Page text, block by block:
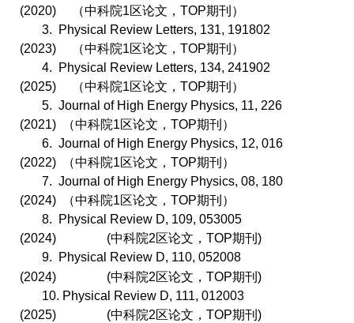
(2020)
（中科院1区论文， TOP期刊）
3.
Physical Review Letters, 131, 191802
(2023)
（中科院1区论文， TOP期刊）
4.
Physical Review Letters, 134, 241902
(2025)
（中科院1区论文， TOP期刊）
5. Journal of High Energy Physics, 11, 226
(2021)
（中科院1区论文， TOP期刊）
6. Journal of High Energy Physics, 12, 016
(2022)
（中科院1区论文， TOP期刊）
7. Journal of High Energy Physics, 08, 180
(2024)
（中科院1区论文， TOP期刊）
8.
Physical Review D, 109, 053005
(2024)
(中科院2区论文， TOP期刊 )
9.
Physical Review D, 110, 052008
(2024)
(中科院2区论文， TOP期刊 )
10. Physical Review D, 111, 012003
(2025)
(中科院2区论文， TOP期刊 )